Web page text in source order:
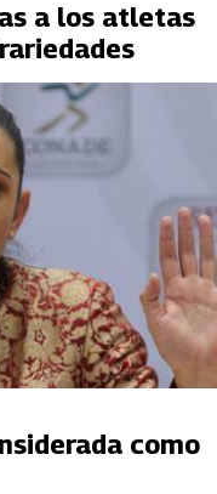
a los atletas
como